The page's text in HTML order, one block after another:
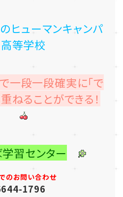
ヒューマンキャンパ
等学校
一段一段確実に「で
ねることができる！
習センター
のお問い合わせ
1796